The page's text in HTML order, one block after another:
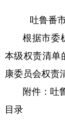
吐鲁番
根据市委
本级权责清单
康委员会权责
附件：吐
目录